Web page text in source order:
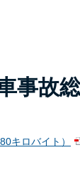
事故
キロバイト）